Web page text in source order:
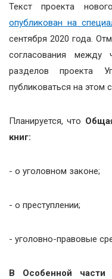
Текст проекта
опубликован на
сентября 2020 года.
согласования между
разделов проекта
публиковаться на этом
Планируется, что
книг:
- о уголовном законе;
- о преступлении;
- уголовно-правовые
В Особенной части